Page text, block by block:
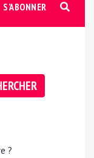
S’ABONNER
?